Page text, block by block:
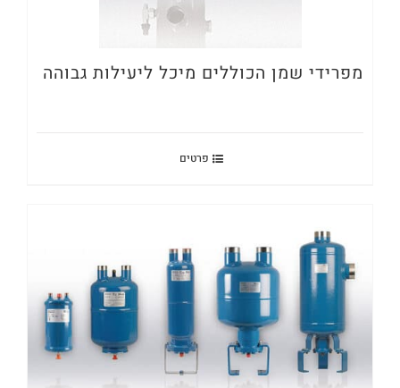
מפרידי שמן הכוללים מיכל ליעילות גבוהה
פרטים